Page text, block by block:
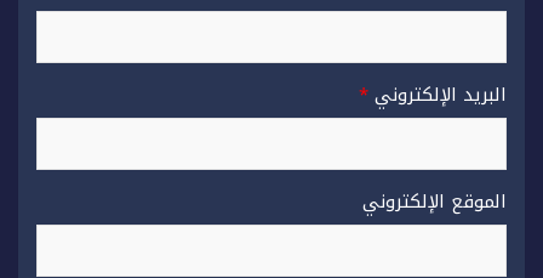
البريد الإلكتروني*
الموقع الإلكتروني